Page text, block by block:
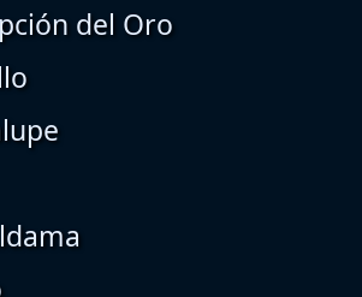
del Oro